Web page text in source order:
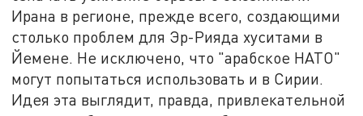
Ирана в регионе, прежде всего, создающими
столько проблем для Эр-Рияда хуситами в
Йемене. Не исключено, что "арабское НАТО"
могут попытаться использовать и в Сирии.
Идея эта выглядит, правда, привлекательной